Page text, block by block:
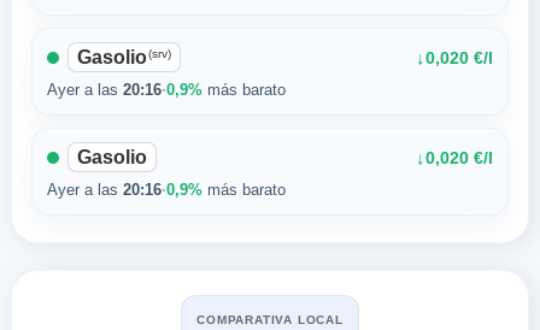
Gasolio(srv) ↓0,020 €/l
Ayer a las 20:16·0,9%más barato
Gasolio ↓0,020 €/l
Ayer a las 20:16·0,9%más barato
COMPARATIVA LOCAL